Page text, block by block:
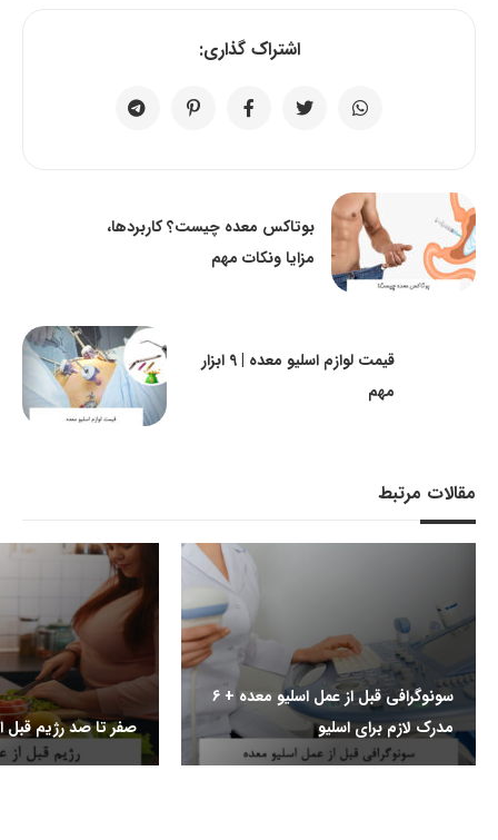
اشتراک گذاری:
بوتاکس معده چیست؟ کاربردها،
مزایا ونکات مهم
قیمت لوازم اسلیو معده | 9 ابزار
مهم
مقالات مرتبط
سونوگرافی قبل از عمل اسلیو معده + 6
مدرک لازم برای اسلیو
صفر تا صد رژیم قبل